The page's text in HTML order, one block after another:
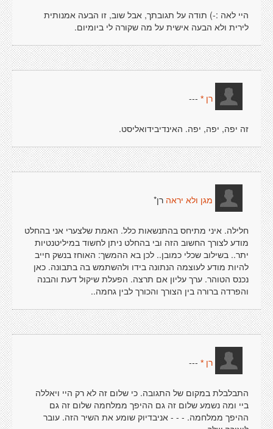
היי לאה :-) תודה על תגובתך, אבל שוב, זו הבעה אמנותית
לירית ולא הבעה אישית על מה שקורה לי ביומיום.
רן * ---
זה יפה, יפה, יפה. האינדיבידואליסט.
מגן ולא יראה רן*
חלילה. איני מתיחס בהתנשאות כלל. האמת שלצערי אני בהחלט
מודע לצורך החשוב הזה ובי בהחלט ניתן לחשוד במיליטנטיות
יתר.. בשילוב שכלי כמובן.. לכן בא ההמשך: האוחז בנשק חייב
להיות מודע לעוצמה הנתונה בידו ולהשתמש בה בתבונה. כאן
נכנס הטוהר. ערך עליון אם תרצה. הפעלת שיקול דעת והבנה
והפרדה ברורה בין הצורך והכורך לבין גחמה..
רן * ---
התבלבלת במקום של התגובה. כי שלום זה לא רק היי ויאללה
ביי ומה נשמע שלום זה גם ההיפך ממלחמה שלום זה גם
ההיפך ממלחמה. - - - אניבדיוק שומע את השיר הזה. עובר